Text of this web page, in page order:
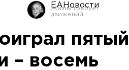
ЕАНовости
пятый
– восемь